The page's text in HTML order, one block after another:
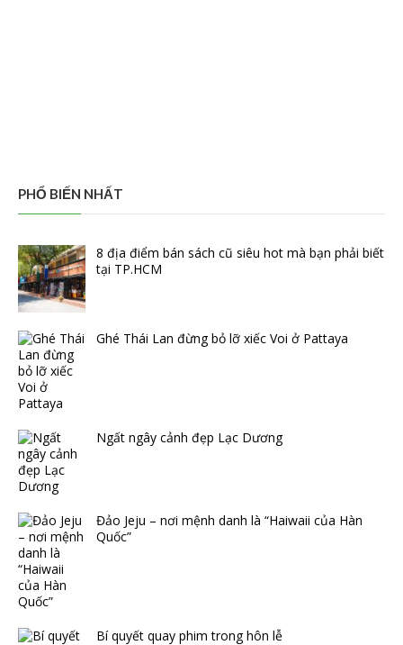
PHỔ BIẾN NHẤT
8 địa điểm bán sách cũ siêu hot mà bạn phải biết
tại TP.HCM
Ghé Thái Lan đừng bỏ lỡ xiếc Voi ở Pattaya
Ngất ngây cảnh đẹp Lạc Dương
Đảo Jeju – nơi mệnh danh là “Haiwaii của Hàn
Quốc”
Bí quyết quay phim trong hôn lễ